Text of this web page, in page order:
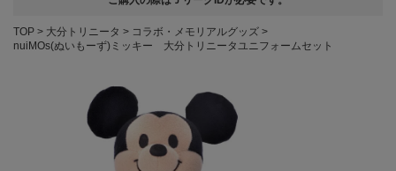
TOP 大分トリニータ
コラボ・メモリアルグッズ
nuiMOs(ぬいもーず)ミッキー 大分トリニータユニフォームセット